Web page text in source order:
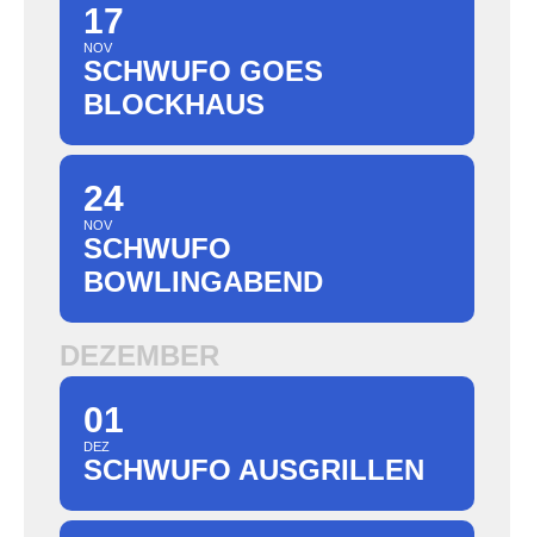
17
NOV
SCHWUFO GOES
BLOCKHAUS
24
NOV
SCHWUFO
BOWLINGABEND
DEZEMBER
01
DEZ
SCHWUFO AUSGRILLEN